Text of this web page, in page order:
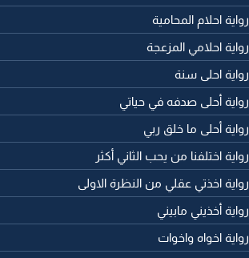
رواية احلام المحامية
رواية احلامي المزعجة
رواية احلى سنة
رواية أحلى صدفه في حياتي
رواية أحلى ما خلق ربي
رواية اختلفنا من يحب الثاني أكثر
رواية اخذتي عقلي من النظرة الاولى
رواية أخذيني مابيني
رواية اخواه واخوات